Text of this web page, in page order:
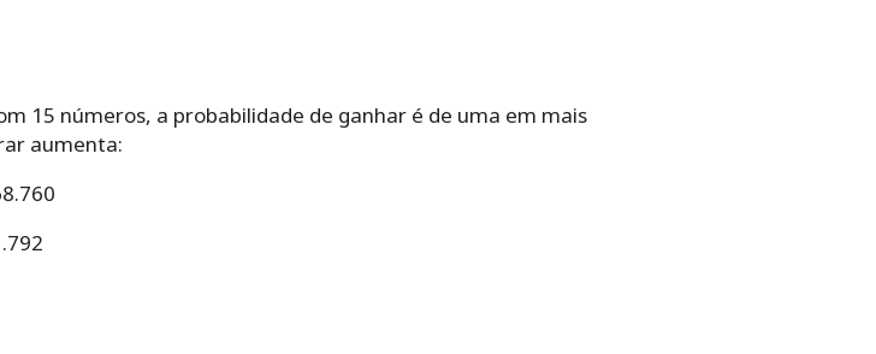
‌15‌ ‌números,‌ ‌a‌ ‌probabilidade‌ ‌de ganhar‌ ‌é‌ ‌de‌ ‌uma‌ ‌em‌ ‌mais
aumenta: